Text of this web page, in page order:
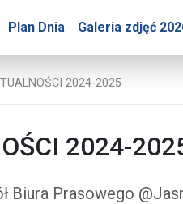
Plan Dnia Galeria zdjęć
Jasnej Góry
2024-2025
2024-
Biura Prasowego